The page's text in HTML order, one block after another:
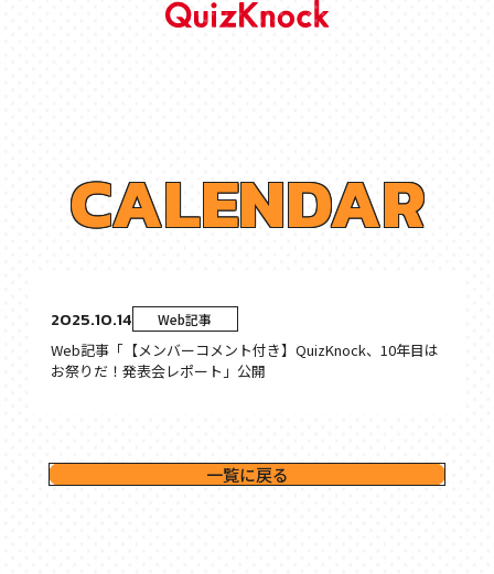
CALENDAR
2025.10.14 Web記事
Web記事「【メンバーコメント付き】QuizKnock、10年目は
お祭りだ！発表会レポート」公開
一覧に戻る